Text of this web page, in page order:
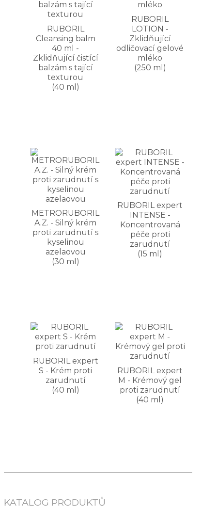
KATALOG PRODUKTŮ
RUBORIL
Cleansing balm
40 ml -
Zklidňující čistící
balzám s tající
texturou
(40 ml)
RUBORIL
LOTION -
Zklidňující
odličovací gelové
mléko
(250 ml)
METRORUBORIL
A.Z. - Silný krém
proti zarudnutí s
kyselinou
azelaovou
(30 ml)
RUBORIL expert
INTENSE -
Koncentrovaná
péče proti
zarudnutí
(15 ml)
RUBORIL expert
S - Krém proti
zarudnutí
(40 ml)
RUBORIL expert
M - Krémový gel
proti zarudnutí
(40 ml)